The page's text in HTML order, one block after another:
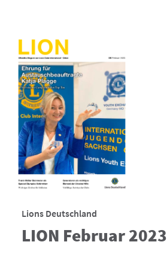
Lions Deutschland
LION Februar 2023